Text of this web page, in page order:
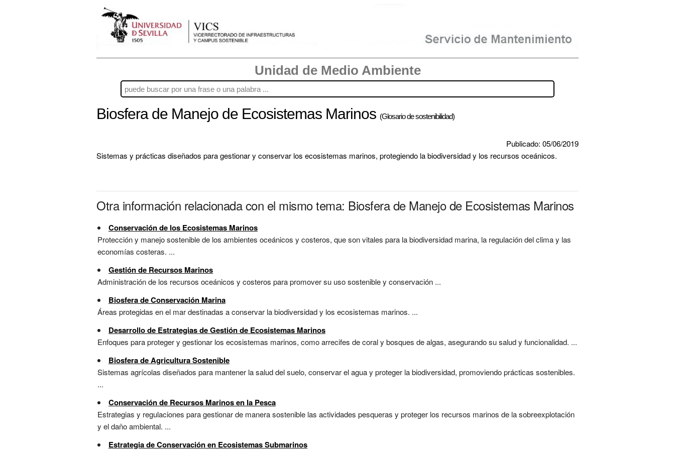
Unidad de Medio Ambiente
Biosfera de Manejo de Ecosistemas Marinos (Glosario de sostenibilidad)
Publicado: 05/06/2019
Sistemas y prácticas diseñados para gestionar y conservar los ecosistemas marinos, protegiendo la biodiversidad y los recursos oceánicos.
Otra información relacionada con el mismo tema: Biosfera de Manejo de Ecosistemas Marinos
Conservación de los Ecosistemas Marinos
Protección y manejo sostenible de los ambientes oceánicos y costeros, que son vitales para la biodiversidad marina, la regulación del clima y las
economías costeras. ...
Gestión de Recursos Marinos
Administración de los recursos oceánicos y costeros para promover su uso sostenible y conservación ...
Biosfera de Conservación Marina
Áreas protegidas en el mar destinadas a conservar la biodiversidad y los ecosistemas marinos. ...
Desarrollo de Estrategias de Gestión de Ecosistemas Marinos
Enfoques para proteger y gestionar los ecosistemas marinos, como arrecifes de coral y bosques de algas, asegurando su salud y funcionalidad. ...
Biosfera de Agricultura Sostenible
Sistemas agrícolas diseñados para mantener la salud del suelo, conservar el agua y proteger la biodiversidad, promoviendo prácticas sostenibles.
...
Conservación de Recursos Marinos en la Pesca
Estrategias y regulaciones para gestionar de manera sostenible las actividades pesqueras y proteger los recursos marinos de la sobreexplotación
y el daño ambiental. ...
Estrategia de Conservación en Ecosistemas Submarinos